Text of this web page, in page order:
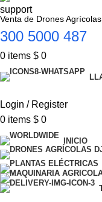
Venta de Drones
300 5000 487
0 items $ 0
Login / Register
0 items $ 0
INICIO